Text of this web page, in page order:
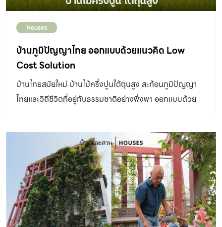
Houses
บ้านภูมิปัญญาไทย ออกแบบด้วยแนวคิด Low
Cost Solution
บ้านไทยสมัยใหม่ บ้านไม้ครึ่งปูนใต้ถุนสูง สะท้อนภูมิปัญญา
ไทยและวิถีชีวิตที่อยู่กับธรรมชาติอย่างพึ่งพา ออกแบบด้วย